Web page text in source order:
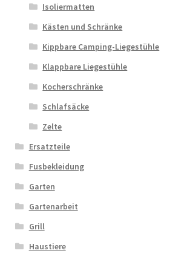
Isoliermatten
Kästen und Schränke
Kippbare Camping-Liegestühle
Klappbare Liegestühle
Kocherschränke
Schlafsäcke
Zelte
Ersatzteile
Fusbekleidung
Garten
Gartenarbeit
Grill
Haustiere